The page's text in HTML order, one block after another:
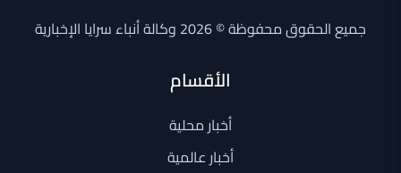
جميع الحقوق محفوظة © 2026 وكالة أنباء سرايا الإخبارية
الأقسام
أخبار محلية
أخبار عالمية